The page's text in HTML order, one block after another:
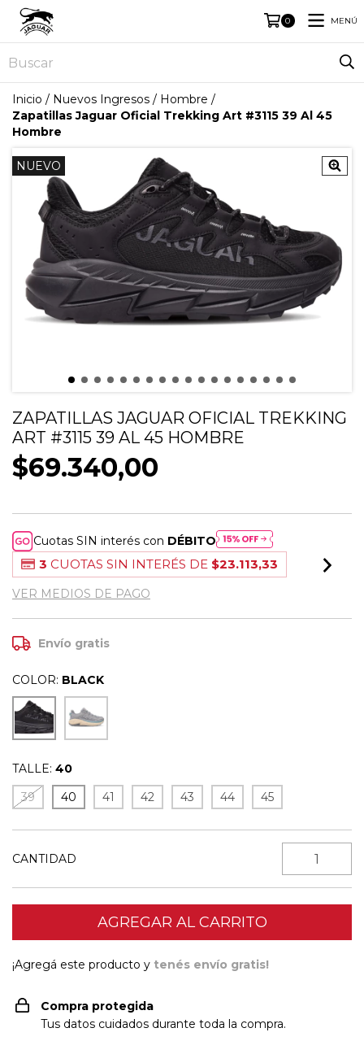
0 MENÚ
Inicio / Nuevos Ingresos / Hombre /
Zapatillas Jaguar Oficial Trekking Art #3115 39 Al 45
Hombre
NUEVO
ZAPATILLAS JAGUAR OFICIAL TREKKING
ART #3115 39 AL 45 HOMBRE
$69.340,00
Cuotas SIN interés con DÉBITO
3 CUOTAS SIN INTERÉS DE $23.113,33
VER MEDIOS DE PAGO
Envío gratis
COLOR: BLACK
TALLE: 40
39
40 41 42 43 44 45
CANTIDAD
¡Agregá este producto y tenés envío gratis!
Compra protegida
Tus datos cuidados durante toda la compra.